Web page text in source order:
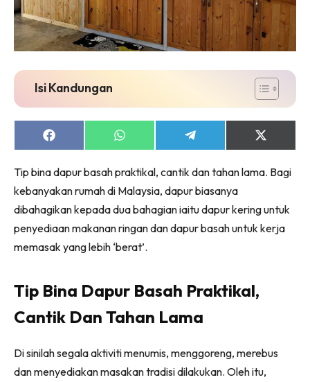
Ruang Makan
Make Over
Bilik Air
Bilik Tidur
Dapur
Ruang Tamu
Menarik Lagi
Casa Impiana
Impiana Makeover
Makeover Ruang Selebriti
Destinasi
Hotel
Hartanah
High Rise
Video
Beli Di Mana
Isi Kandungan
Share
on
Share
on
Share
on
Share
on
(Twitter)
Tip bina dapur basah praktikal, cantik dan tahan lama. Bagi
kebanyakan rumah di Malaysia, dapur biasanya
dibahagikan kepada dua bahagian iaitu dapur kering untuk
penyediaan makanan ringan dan dapur basah untuk kerja
memasak yang lebih ‘berat’.
Tip Bina Dapur Basah Praktikal,
Cantik Dan Tahan Lama
Di sinilah segala aktiviti menumis, menggoreng, merebus
dan menyediakan masakan tradisi dilakukan. Oleh itu,